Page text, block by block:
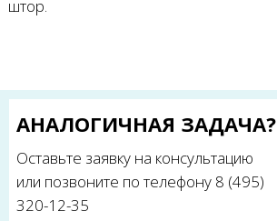
АНАЛОГИЧНАЯ ЗАДАЧА?
штор.
Оставьте заявку на консультацию
или позвоните по телефону 8 (495)
320-12-35